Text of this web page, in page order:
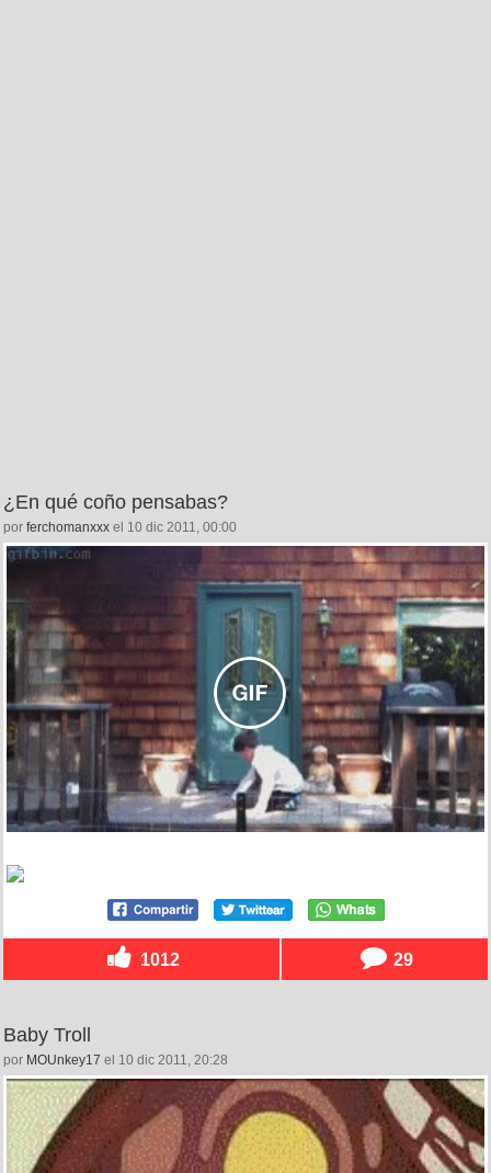
¿En qué coño pensabas?
por ferchomanxxx el 10 dic 2011, 00:00
1012 29
Baby Troll
por MOUnkey17 el 10 dic 2011, 20:28